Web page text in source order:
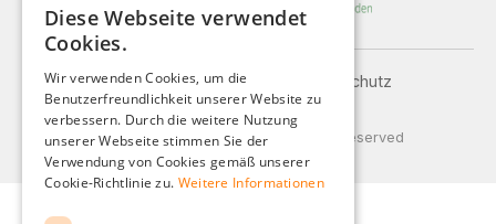
Impressum AGB
Datenschutz
Versand und Zahlung
© 2026 Weidinger GmbH, All Rights Reserved
GERMAN
FRENCH
DUTCH
Diese Webseite verwendet
Cookies.
Wir verwenden Cookies, um die
Benutzerfreundlichkeit unserer Website zu
verbessern. Durch die weitere Nutzung
unserer Webseite stimmen Sie der
Verwendung von Cookies gemäß unserer
Cookie-Richtlinie zu. Weitere Informationen